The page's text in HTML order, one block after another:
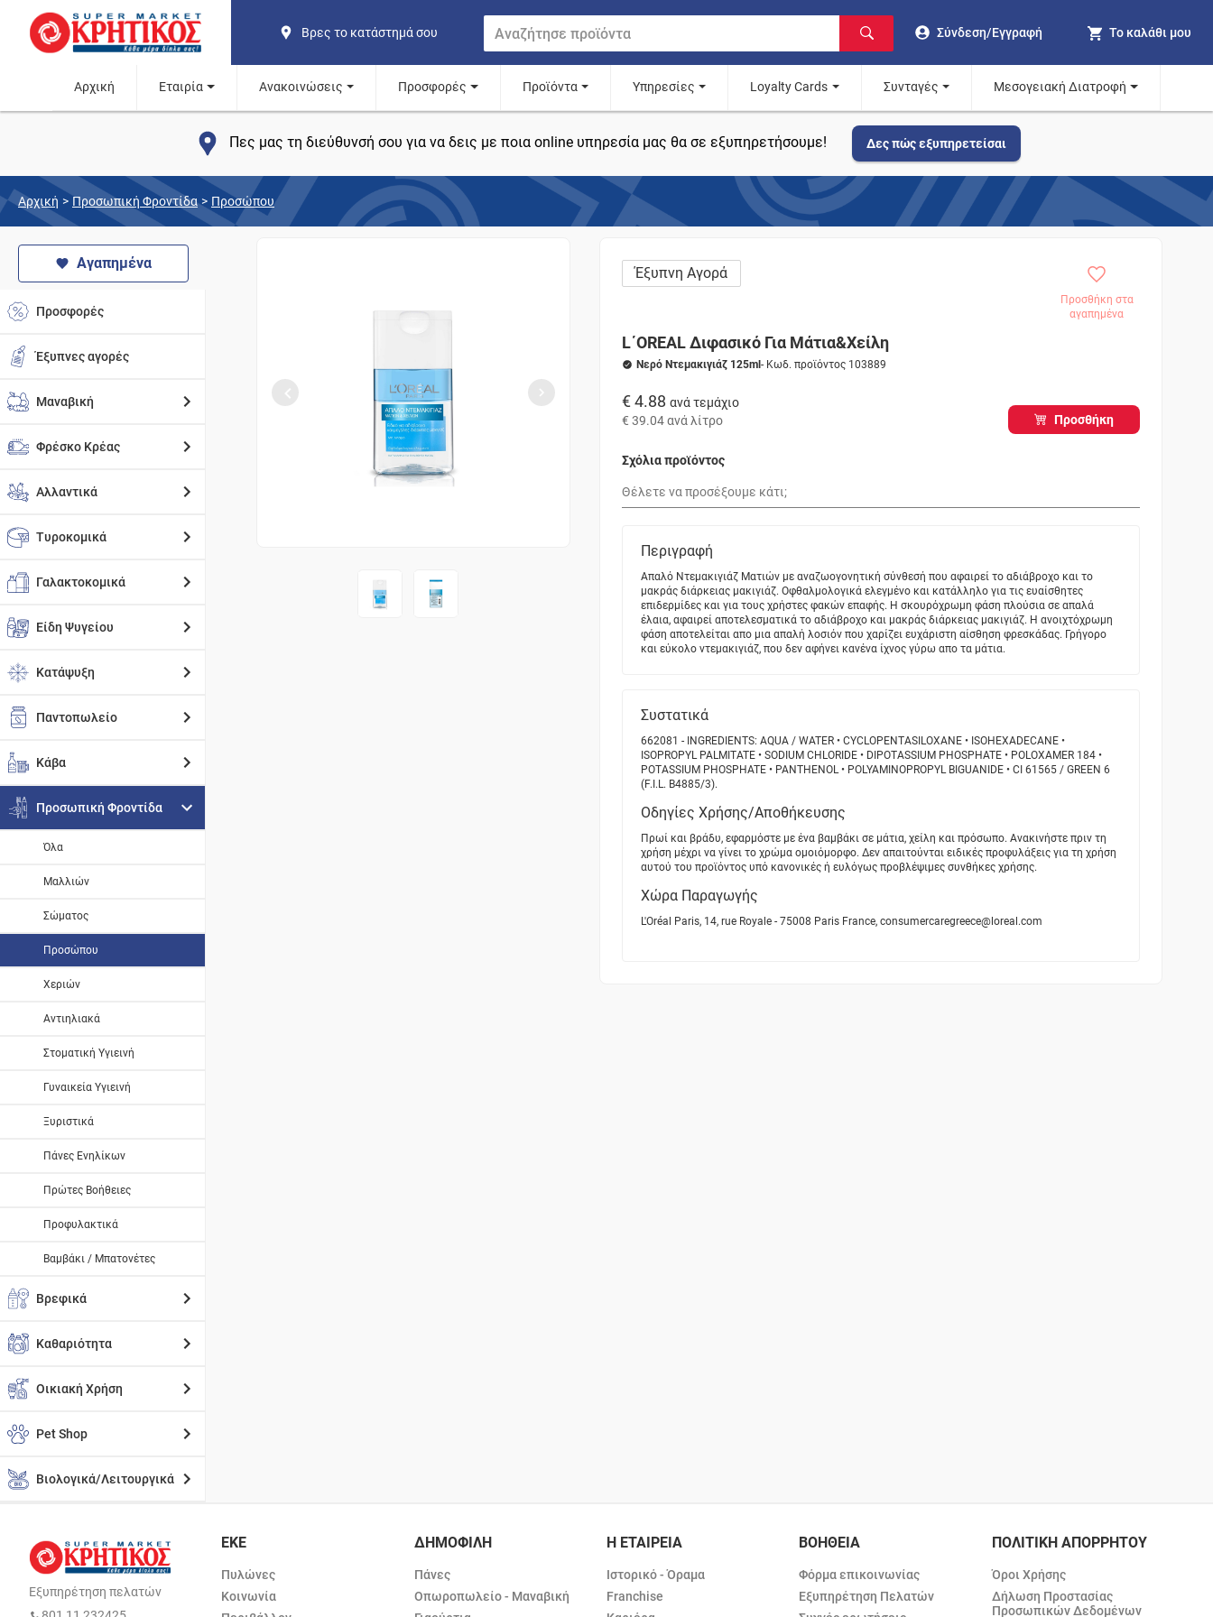
Βρες το κατάστημά σου Σύνδεση/Εγγραφή Το καλάθι μου
Αρχική Εταιρία Ανακοινώσεις Προσφορές Προϊόντα Υπηρεσίες Loyalty Cards Συνταγές Μεσογειακή Διατροφή
Πες μας τη διεύθυνσή σου για να δεις με ποια online υπηρεσία μας θα σε εξυπηρετήσουμε! Δες πώς εξυπηρετείσαι
Αρχική > Προσωπική Φροντίδα > Προσώπου
Αγαπημένα
Προσφορές
Έξυπνες αγορές
Μαναβική
Φρέσκο Κρέας
Αλλαντικά
Τυροκομικά
Γαλακτοκομικά
Είδη Ψυγείου
Κατάψυξη
Παντοπωλείο
Κάβα
Προσωπική Φροντίδα
Όλα
Μαλλιών
Σώματος
Προσώπου
Χεριών
Αντιηλιακά
Στοματική Υγιεινή
Γυναικεία Υγιεινή
Ξυριστικά
Πάνες Ενηλίκων
Πρώτες Βοήθειες
Προφυλακτικά
Βαμβάκι / Μπατονέτες
Βρεφικά
Καθαριότητα
Οικιακή Χρήση
Pet Shop
Βιολογικά/Λειτουργικά
Έξυπνη Αγορά
Προσθήκη στα
αγαπημένα
L΄OREAL Διφασικό Για Μάτια&Χείλη
Νερό Ντεμακιγιάζ 125ml - Κωδ. προϊόντος 103889
€ 4.88 ανά τεμάχιο
€ 39.04ανά λίτρο Προσθήκη
Σχόλια προϊόντος
Περιγραφή
Απαλό Ντεμακιγιάζ Ματιών με αναζωογονητική σύνθεσή που αφαιρεί το αδιάβροχο και το
μακράς διάρκειας μακιγιάζ. Οφθαλμολογικά ελεγμένο και κατάλληλο για τις ευαίσθητες
επιδερμίδες και για τους χρήστες φακών επαφής. Η σκουρόχρωμη φάση πλούσια σε απαλά
έλαια, αφαιρεί αποτελεσματικά το αδιάβροχο και μακράς διάρκειας μακιγιάζ. Η ανοιχτόχρωμη
φάση αποτελείται απο μια απαλή λοσιόν που χαρίζει ευχάριστη αίσθηση φρεσκάδας. Γρήγορο
και εύκολο ντεμακιγιάζ, που δεν αφήνει κανένα ίχνος γύρω απο τα μάτια.
Συστατικά
662081 - INGREDIENTS: AQUA / WATER • CYCLOPENTASILOXANE • ISOHEXADECANE •
ISOPROPYL PALMITATE • SODIUM CHLORIDE • DIPOTASSIUM PHOSPHATE • POLOXAMER 184 •
POTASSIUM PHOSPHATE • PANTHENOL • POLYAMINOPROPYL BIGUANIDE • CI 61565 / GREEN 6
(F.I.L. B4885/3).
Οδηγίες Χρήσης/Αποθήκευσης
Πρωί και βράδυ, εφαρμόστε με ένα βαμβάκι σε μάτια, χείλη και πρόσωπο. Ανακινήστε πριν τη
χρήση μέχρι να γίνει το χρώμα ομοιόμορφο. Δεν απαιτούνται ειδικές προφυλάξεις για τη χρήση
αυτού του προϊόντος υπό κανονικές ή ευλόγως προβλέψιμες συνθήκες χρήσης.
Χώρα Παραγωγής
L'Oréal Paris, 14, rue Royale - 75008 Paris France, consumercaregreece@loreal.com
Εξυπηρέτηση πελατών
ΕΚΕ
Πυλώνες
Κοινωνία
ΔΗΜΟΦΙΛΗ
Πάνες
Οπωροπωλείο - Μαναβική
Η ΕΤΑΙΡΕΙΑ
Ιστορικό - Όραμα
Franchise
ΒΟΗΘΕΙΑ
Φόρμα επικοινωνίας
Εξυπηρέτηση Πελατών
ΠΟΛΙΤΙΚΗ ΑΠΟΡΡΗΤΟΥ
Όροι Χρήσης
Δήλωση Προστασίας
Προσωπικών Δεδομένων